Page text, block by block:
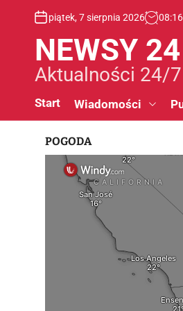
piątek, 7 sierpnia 2026 08:16
NEWSY
Aktualności 24/7
Start Wiadomości
POGODA